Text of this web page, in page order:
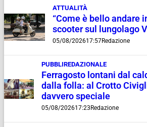
ATTUALITÀ
“Come è bello andare
scooter sul lungolago
05/08/202617:57Redazione
PUBBLIREDAZIONALE
Ferragosto lontani dal
dalla folla: al Crotto
davvero speciale
05/08/202617:23 Redazione